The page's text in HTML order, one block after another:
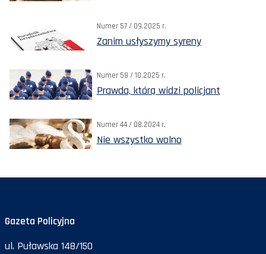
Numer 57 / 09.2025 r.
Zanim usłyszymy syreny
Numer 58 / 10.2025 r.
Prawda, którą widzi policjant
Numer 44 / 08.2024 r.
Nie wszystko wolno
Gazeta Policyjna
ul. Puławska 148/150